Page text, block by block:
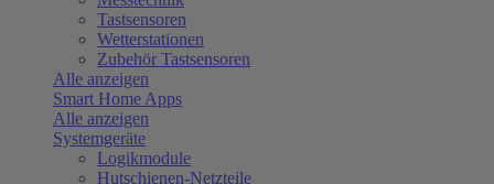
Tastsensoren
Wetterstationen
Zubehör Tastsensoren
Alle anzeigen
Smart Home Apps
Alle anzeigen
Systemgeräte
Logikmodule
Hutschienen-Netzteile